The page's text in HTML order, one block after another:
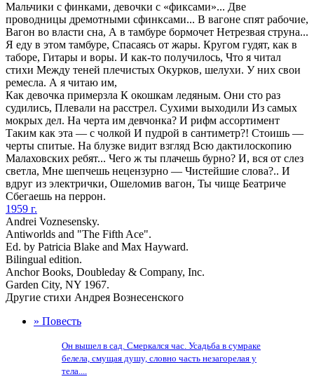
Мальчики с финками, девочки с «фиксами»... Две
проводницы дремотными сфинксами... В вагоне спят рабочие,
Вагон во власти сна, А в тамбуре бормочет Нетрезвая струна...
Я еду в этом тамбуре, Спасаясь от жары. Кругом гудят, как в
таборе, Гитары и воры. И как-то получилось, Что я читал
стихи Между теней плечистых Окурков, шелухи. У них свои
ремесла. А я читаю им,
Как девочка примерзла К окошкам ледяным. Они сто раз
судились, Плевали на расстрел. Сухими выходили Из самых
мокрых дел. На черта им девчонка? И рифм ассортимент
Таким как эта — с чолкой И пудрой в сантиметр?! Стоишь —
черты спитые. На блузке видит взгляд Всю дактилоскопию
Малаховских ребят... Чего ж ты плачешь бурно? И, вся от слез
светла, Мне шепчешь нецензурно — Чистейшие слова?.. И
вдруг из электрички, Ошеломив вагон, Ты чище Беатриче
Сбегаешь на перрон.
1959 г.
Andrei Voznesensky.
Antiworlds and "The Fifth Ace".
Ed. by Patricia Blake and Max Hayward.
Bilingual edition.
Anchor Books, Doubleday & Company, Inc.
Garden City, NY 1967.
Другие стихи Андрея Вознесенского
» Повесть
Он вышел в сад. Смеркался час. Усадьба в сумраке
белела, смущая душу, словно часть незагорелая у
тела....